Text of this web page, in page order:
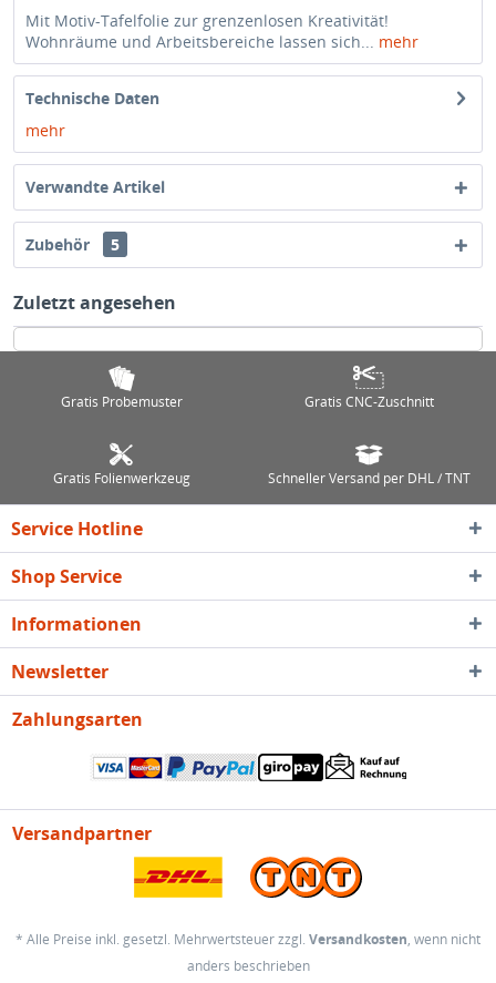
Mit Motiv-Tafelfolie zur grenzenlosen Kreativität!
Wohnräume und Arbeitsbereiche lassen sich... mehr
Technische Daten
mehr
Verwandte Artikel
Zubehör 5
Zuletzt angesehen
Gratis Probemuster Gratis CNC-Zuschnitt
Gratis Folienwerkzeug Schneller Versand per DHL / TNT
Service Hotline
Shop Service
Informationen
Newsletter
Zahlungsarten
Versandpartner
* Alle Preise inkl. gesetzl. Mehrwertsteuer zzgl. Versandkosten, wenn nicht
anders beschrieben